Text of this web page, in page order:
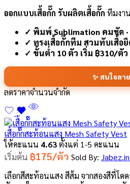
ออกแบบเสื้อกั๊ก รับผลิตเสื้อกั๊ก ทีมงา
✓ พิมพ์ Sublimation คมชัด
✓ ทรงเสื้อกั๊กทีม สวมทับเสื้อ
✓ ขั้นต่ำ 10 ตัว เริ่ม ฿310/ตัว
✨ สนใจลา
ลดราคาจำนวนจำกัด
เสื้อกั๊กสะท้อนแสง Mesh Safety Vest
ให้คะแนน 4.63ตั้งแต่ 1-5 คะแนน
เริ่มต้น ฿175/ตัว Sold By:
เลือกสีสะท้อนแสง สีส้ม จากสองสีที่โด